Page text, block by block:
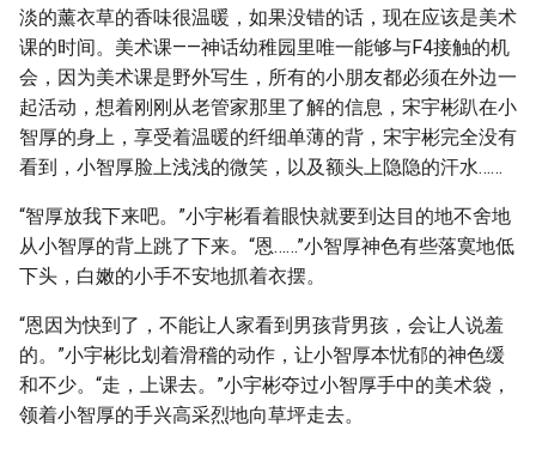
淡的薰衣草的香味很温暖，如果没错的话，现在应该是美术
课的时间。美术课——神话幼稚园里唯一能够与F4接触的机
会，因为美术课是野外写生，所有的小朋友都必须在外边一
起活动，想着刚刚从老管家那里了解的信息，宋宇彬趴在小
智厚的身上，享受着温暖的纤细单薄的背，宋宇彬完全没有
看到，小智厚脸上浅浅的微笑，以及额头上隐隐的汗水……
“智厚放我下来吧。”小宇彬看着眼快就要到达目的地不舍地
从小智厚的背上跳了下来。“恩……”小智厚神色有些落寞地低
下头，白嫩的小手不安地抓着衣摆。
“恩因为快到了，不能让人家看到男孩背男孩，会让人说羞
的。”小宇彬比划着滑稽的动作，让小智厚本忧郁的神色缓
和不少。“走，上课去。”小宇彬夺过小智厚手中的美术袋，
领着小智厚的手兴高采烈地向草坪走去。